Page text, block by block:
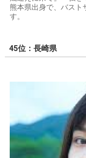
熊本県出身で、バスト
す。
45位：長崎県